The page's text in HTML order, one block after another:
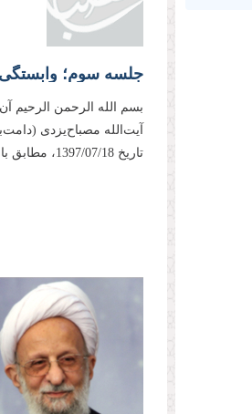
جلسه سوم؛
بسم الله الرحمن الرحیم
آیت‌الله مصباح‌یزدی
تاریخ 1397/07/18، مطابق با سی‌ام محرم الحرام 1440 ایراد فرموده‌اند...